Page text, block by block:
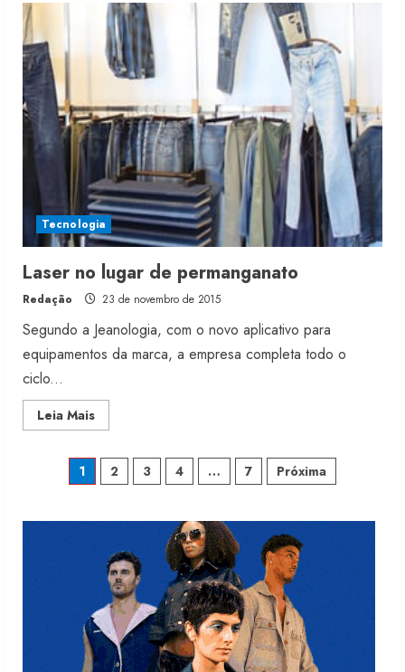
destaca
lavagens
de
verão
Tecnologia
Laser no lugar de permanganato
Redação 23 de novembro de 2015
Segundo a Jeanologia, com o novo aplicativo para
equipamentos da marca, a empresa completa todo o
ciclo...
Leia MaisRead
more
lugar
de
Paginação
de
posts
1 2 3 4 … 7 Próxima
2
Moda vende US$63,7 bilhões em
produtos licenciados
Renata Caixeta assume Movimento
Sou de Algodão
receita em 2026
5
Projeto testa passaporte digital na
moda nacional
4 de agosto de 2026